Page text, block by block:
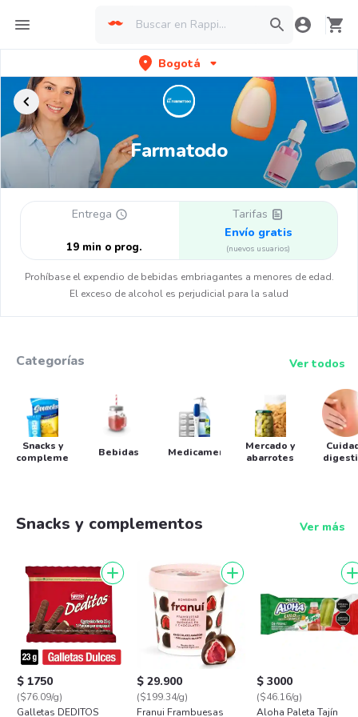
Bogotá
Farmatodo
Entrega
19 min o prog.
Tarifas
Envío gratis
(nuevos usuarios)
Prohíbase el expendio de bebidas embriagantes a menores de edad.
El exceso de alcohol es perjudicial para la salud
Categorías Ver todos
Snacks y
complementos
Bebidas Medicamentos
Mercado y
abarrotes
Snacks y complementos Ver más
$ 1750
($76.09/g)
Galletas DEDITOS
$ 29.900
($199.34/g)
Franui Frambuesas
$ 3000
($46.16/g)
Aloha Paleta Tajín